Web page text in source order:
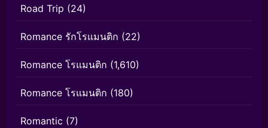
Road Trip (24)
Romance รักโรแมนติก (22)
Romance โรแมนติก (1,610)
Romance โรแมนติก (180)
Romantic (7)